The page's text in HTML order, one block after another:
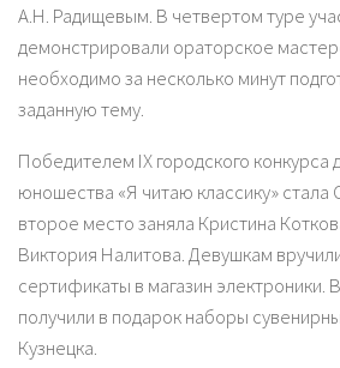
А.Н. Радищевым. В четвертом туре
демонстрировали ораторское
необходимо за несколько минут
заданную тему.
Победителем IX городского конкурса
юношества «Я читаю классику» стала
второе место заняла Кристина
Виктория Налитова. Девушкам
сертификаты в магазин электроники.
получили в подарок наборы
Кузнецка.